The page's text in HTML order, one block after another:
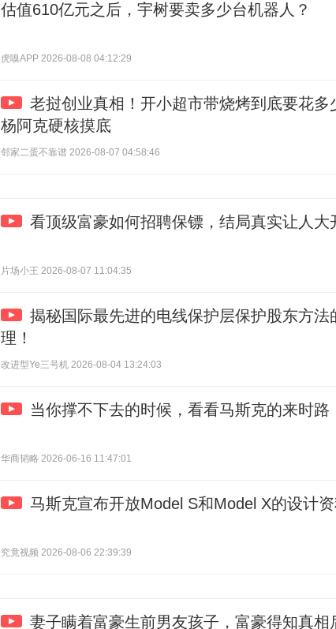
估值610亿元之后，宇树要卖多少台机器人？
虎嗅APP 2026-08-08 04:12:29
老挝创业真相！开小超市带烧烤到底要花多
杨阿克硬核摸底
邻家二蛋不靠谱 2026-08-07 04:58:46
看顶级富豪如何招聘保镖，结局真实让人大
片场小王 2026-08-07 11:04:35
揭秘国际最先进的电线保护层保护股东方法
理！
改进型Ye三号机 2026-08-04 13:24:03
当你撑不下去的时候，看看马斯克的来时路
华商韬略 2026-06-16 11:47:01
马斯克宣布开放Model S和Model X的设计
究竟视频 2026-08-06 22:39:39
妻子瞒着富豪生前男友孩子，富豪得知真相